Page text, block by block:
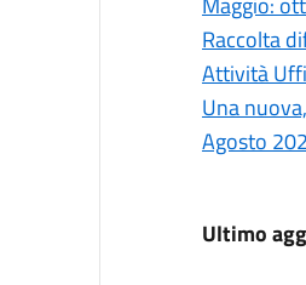
Raccolta
Attività
Una
Agosto
Ultimo